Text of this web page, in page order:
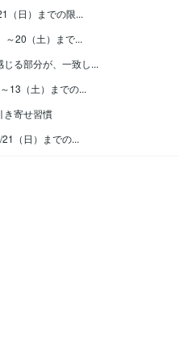
（日）までの限...
～20（土）まで...
る部分が、一致し...
13（土）までの...
き寄せ習慣
（日）までの...